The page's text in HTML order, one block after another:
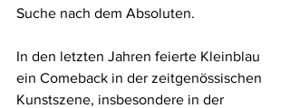
Suche nach dem Absoluten.
In den letzten Jahren feierte Kleinblau
ein Comeback in der zeitgenössischen
Kunstszene, insbesondere in der